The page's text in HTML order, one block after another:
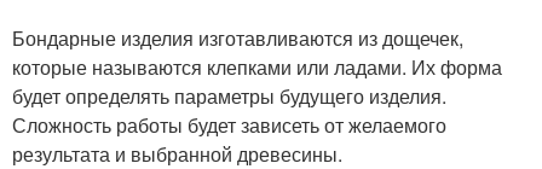
Бондарные изделия изготавливаются из дощечек,
которые называются клепками или ладами. Их форма
будет определять параметры будущего изделия.
Сложность работы будет зависеть от желаемого
результата и выбранной древесины.